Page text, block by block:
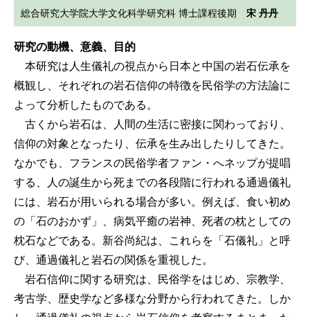
総合研究大学院大学文化科学研究科 博士課程後期 宋 丹丹
研究の動機、意義、目的
本研究は人生儀礼の視点から日本と中国の岩石伝承を
概観し、それぞれの岩石信仰の特徴を民俗学の方法論に
よって分析したものである。
古くから岩石は、人間の生活に密接に関わっており、
信仰の対象となったり、伝承を生み出したりしてきた。
なかでも、フランスの民俗学者ファン・へネップが提唱
する、人の誕生から死までの各段階に行われる通過儀礼
には、岩石が用いられる場合が多い。例えば、食い初め
の「石のおかず」、病気平癒の岩神、死者の枕としての
枕石などである。新谷尚紀は、これらを「石儀礼」と呼
び、通過儀礼と岩石の関係を重視した。
岩石信仰に関する研究は、民俗学をはじめ、宗教学、
考古学、歴史学など多様な分野から行われてきた。しか